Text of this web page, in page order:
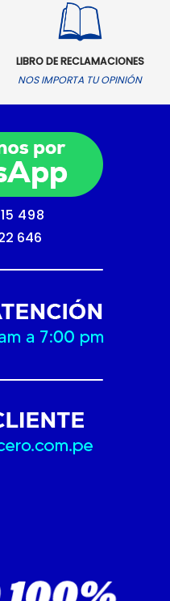
LIBRO DE RECLAMACIONES
NOS IMPORTA TU OPINIÓN
498
646